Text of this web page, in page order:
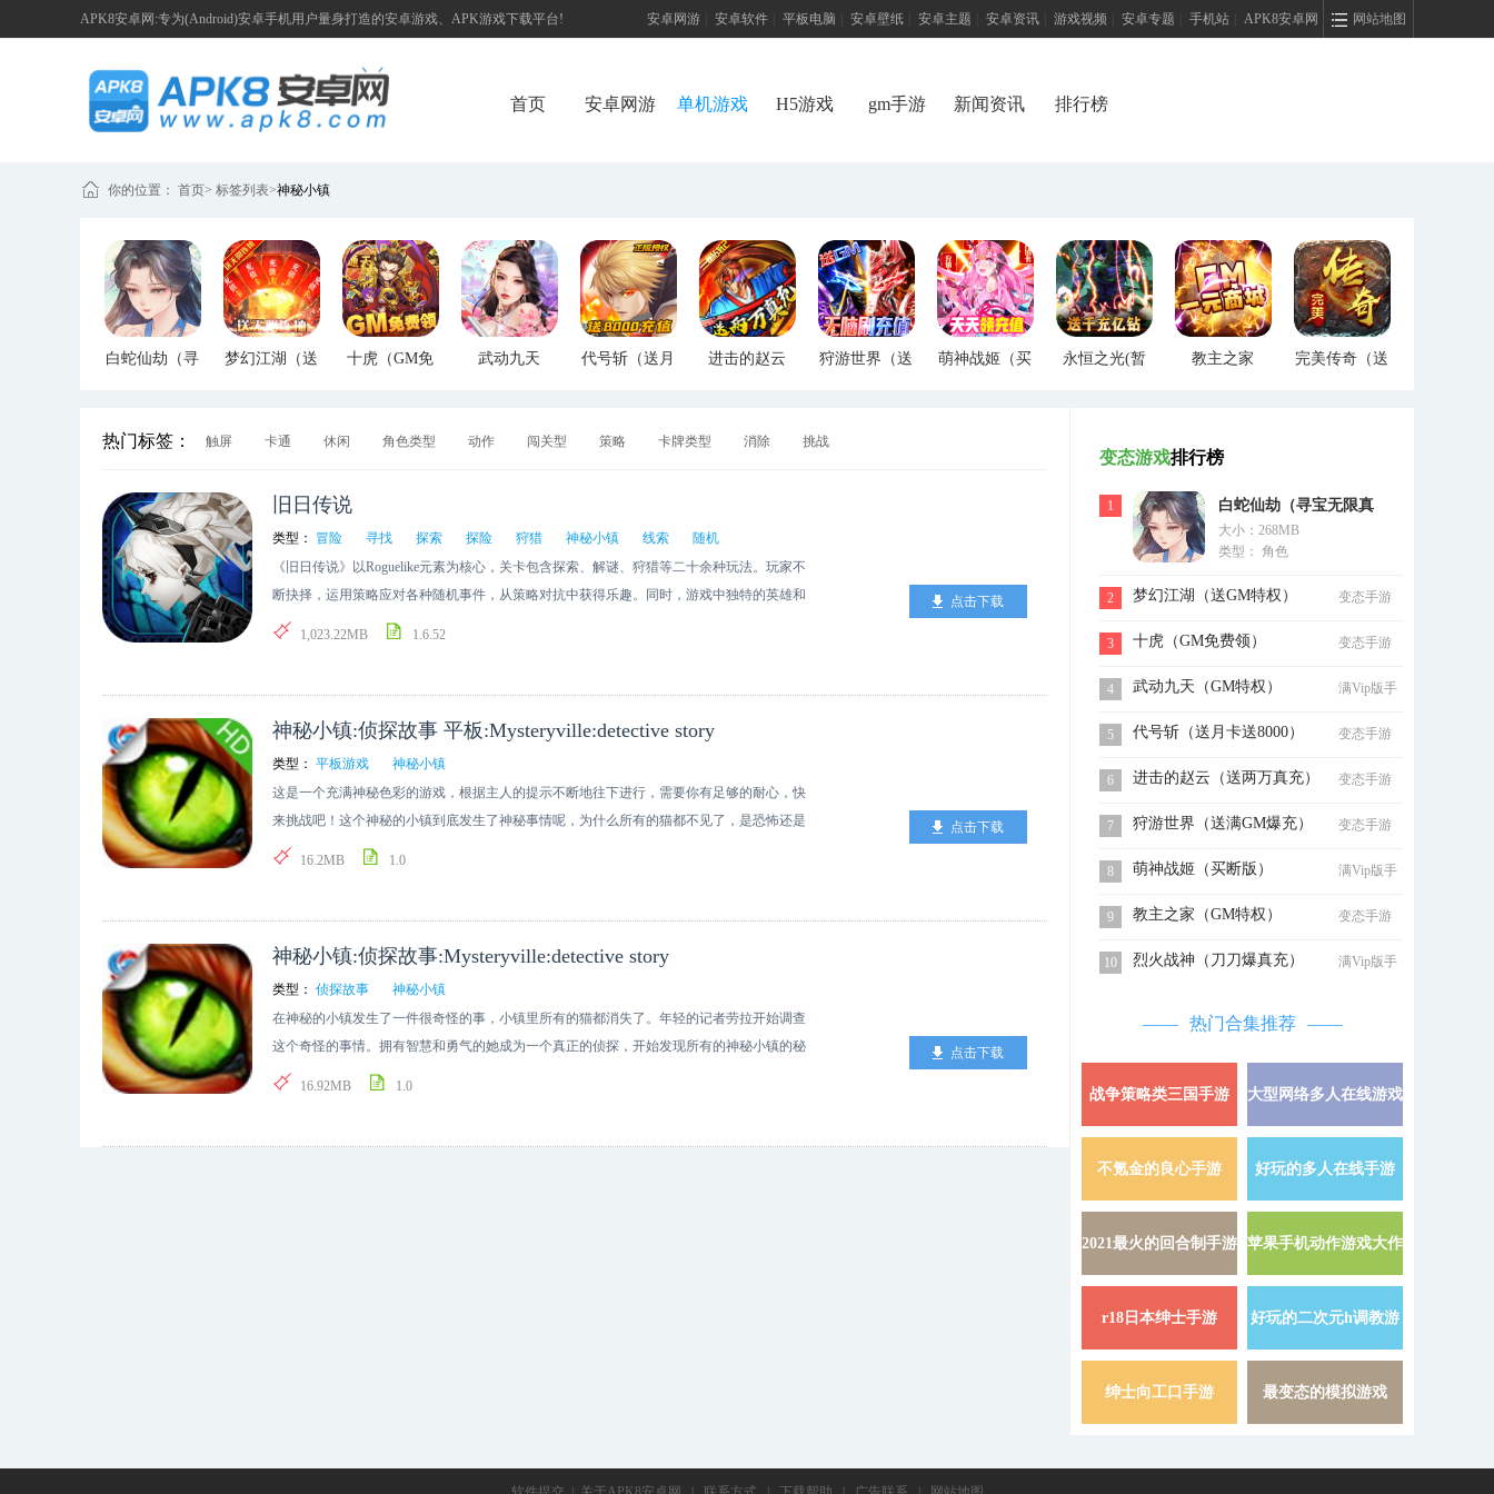
APK8安卓网:专为(Android)安卓手机用户量身打造的安卓游戏、APK游戏下载平台! 网站地图
安卓网游 安卓软件 平板电脑 安卓壁纸 安卓主题 安卓资讯 游戏视频 安卓专题 手机站 APK8安卓网
首页 安卓网游 单机游戏 H5游戏 gm手游 新闻资讯 排行榜
你的位置： 首页> 标签列表>神秘小镇
白蛇仙劫（寻
梦幻江湖（送
十虎（GM免
武动九天
代号斩（送月
进击的赵云
狩游世界（送
萌神战姬（买
永恒之光(暂
教主之家
完美传奇（送
热门标签： 触屏 卡通 休闲 角色类型 动作 闯关型 策略 卡牌类型 消除 挑战
旧日传说
类型： 冒险 寻找 探索 探险 狩猎 神秘小镇 线索
随机
《旧日传说》以Roguelike元素为核心，关卡包含探索、解谜、狩猎等二十余种玩法。玩家不
断抉择，运用策略应对各种随机事件，从策略对抗中获得乐趣。同时，游戏中独特的英雄和
天赋系统，会给你的探险之旅带来更多的乐趣。这是一片被迷雾笼罩的世界，从斑驳的墙壁
说中寻找拯救世界的线索。游戏故事始于玩家扮演的冒险小队进入寒雾镇。这里是与外界隔
绝的古老城镇，不少邪恶势力盘踞在此，在游戏过程中，玩家将通过与它们对抗不断提升自
己实力，帮助并拯救当地的居民，进而逐渐了解那些属于旧日的传说。
1,023.22MB 1.6.52
点击下载
神秘小镇:侦探故事 平板:Mysteryville:detective story
类型： 平板游戏
神秘小镇
这是一个充满神秘色彩的游戏，根据主人的提示不断地往下进行，需要你有足够的耐心，快
来挑战吧！这个神秘的小镇到底发生了神秘事情呢，为什么所有的猫都不见了，是恐怖还是
人为在捣乱呢？ 【游戏特点】 - 令人兴奋的解谜游戏 - 尝试找到所有的线索！ - 神秘的游戏
16.2MB 1.0
点击下载
神秘小镇:侦探故事:Mysteryville:detective story
类型： 侦探故事
神秘小镇
在神秘的小镇发生了一件很奇怪的事，小镇里所有的猫都消失了。年轻的记者劳拉开始调查
这个奇怪的事情。拥有智慧和勇气的她成为一个真正的侦探，开始发现所有的神秘小镇的秘
密。她需要通过21个地点，和镇上的居民接触，了解线索，找到所有的证据，解开这个神秘
16.92MB 1.0
点击下载
变态游戏排行榜
1
白蛇仙劫（寻宝无限真
充）
大小：268MB
类型： 角色
2 梦幻江湖（送GM特权） 变态手游
3 十虎（GM免费领） 变态手游
4 武动九天（GM特权）
满Vip版手
5
代号斩（送月卡送8000） 变态手游
6 进击的赵云（送两万真充） 变态手游
7 狩游世界（送满GM爆充） 变态手游
8 萌神战姬（买断版）
满Vip版手
9
教主之家（GM特权） 变态手游
10 烈火战神（刀刀爆真充）
满Vip版手
热门合集推荐
战争策略类三国手游 详情 »
大型网络多人在线游戏
不氪金的良心手游 详情 »
好玩的多人在线手游
2021最火的回合制手游 详情 »
苹果手机动作游戏大作
r18日本绅士手游 详情 »
好玩的二次元h调教游
戏
绅士向工口手游 详情 »
最变态的模拟游戏